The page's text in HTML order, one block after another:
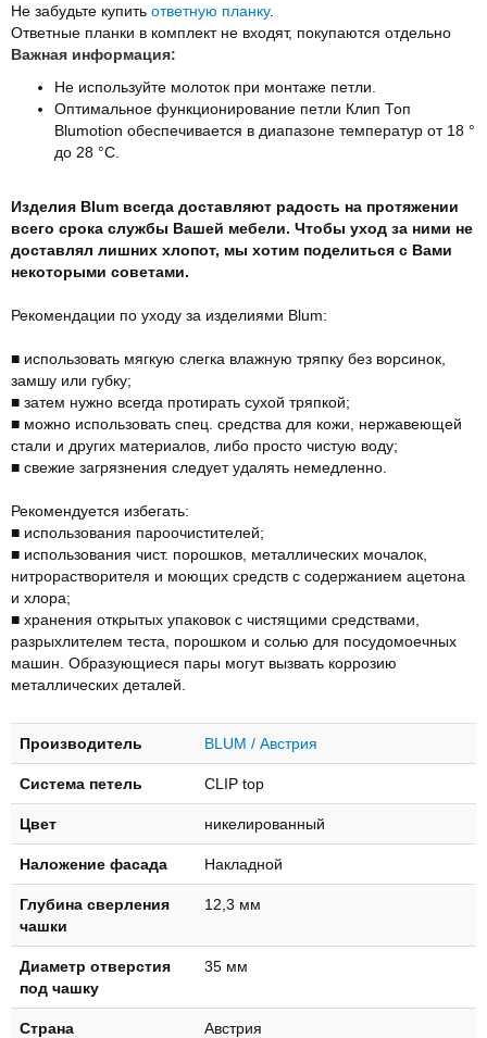
Не забудьте купить ответную планку.
Ответные планки в комплект не входят, покупаются отдельно
Важная информация:
Не используйте молоток при монтаже петли.
Оптимальное функционирование петли Клип Топ
Blumotion обеспечивается в диапазоне температур от 18 °
до 28 °С.
Изделия Blum всегда доставляют радость на протяжении
всего срока службы Вашей мебели. Чтобы уход за ними не
доставлял лишних хлопот, мы хотим поделиться с Вами
некоторыми советами.
Рекомендации по уходу за изделиями Blum:
■ использовать мягкую слегка влажную тряпку без ворсинок,
замшу или губку;
■ затем нужно всегда протирать сухой тряпкой;
■ можно использовать спец. средства для кожи, нержавеющей
стали и других материалов, либо просто чистую воду;
■ свежие загрязнения следует удалять немедленно.
Рекомендуется избегать:
■ использования пароочистителей;
■ использования чист. порошков, металлических мочалок,
нитрорастворителя и моющих средств с содержанием ацетона
и хлора;
■ хранения открытых упаковок с чистящими средствами,
разрыхлителем теста, порошком и солью для посудомоечных
машин. Образующиеся пары могут вызвать коррозию
металлических деталей.
Производитель BLUM / Австрия
Система петель CLIP top
Цвет никелированный
Наложение фасада Накладной
Глубинa свeрлeния
чашки
12,3 мм
Диаметр отверстия
под чашку
35 мм
Страна Австрия